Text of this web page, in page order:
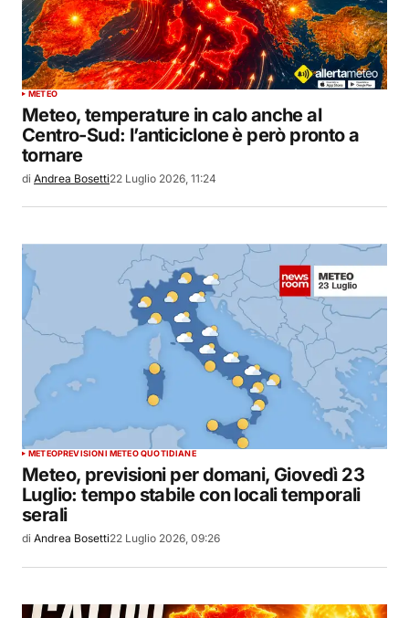
METEO
Meteo, temperature in calo anche al
Centro-Sud: l’anticiclone è però pronto a
tornare
di Andrea Bosetti22 Luglio 2026, 11:24
METEOPREVISIONI METEO QUOTIDIANE
Meteo, previsioni per domani, Giovedì 23
Luglio: tempo stabile con locali temporali
serali
di Andrea Bosetti22 Luglio 2026, 09:26